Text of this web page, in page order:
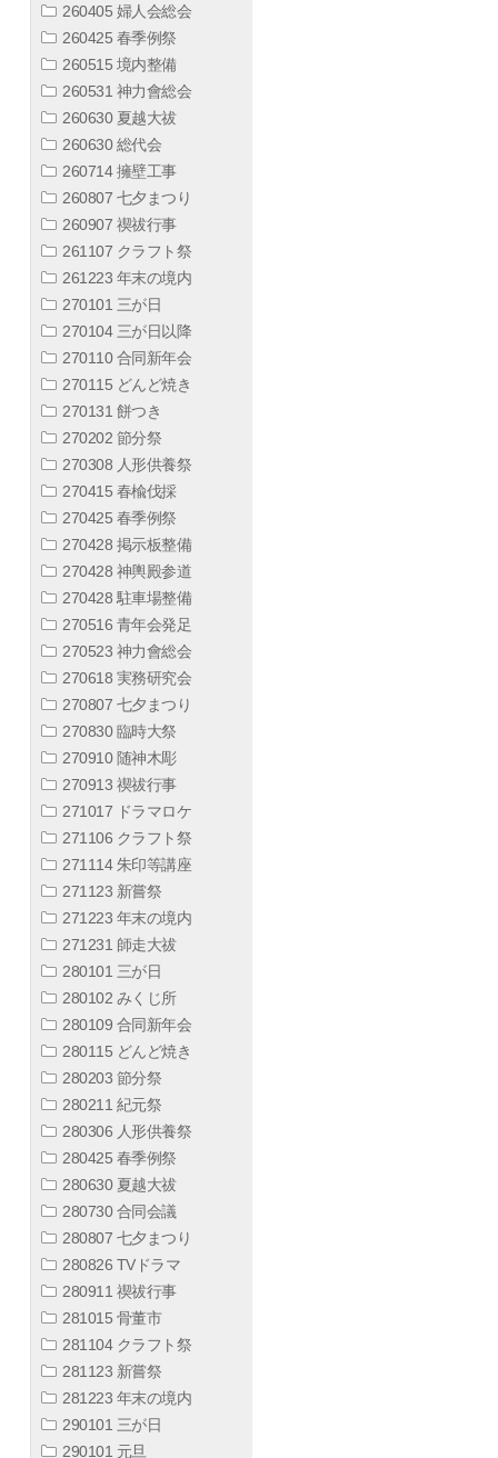
260405 婦人会総会
260425 春季例祭
260515 境内整備
260531 神力會総会
260630 夏越大祓
260630 総代会
260714 擁壁工事
260807 七夕まつり
260907 禊祓行事
261107 クラフト祭
261223 年末の境内
270101 三が日
270104 三が日以降
270110 合同新年会
270115 どんど焼き
270131 餅つき
270202 節分祭
270308 人形供養祭
270415 春楡伐採
270425 春季例祭
270428 掲示板整備
270428 神輿殿参道
270428 駐車場整備
270516 青年会発足
270523 神力會総会
270618 実務研究会
270807 七夕まつり
270830 臨時大祭
270910 随神木彫
270913 禊祓行事
271017 ドラマロケ
271106 クラフト祭
271114 朱印等講座
271123 新嘗祭
271223 年末の境内
271231 師走大祓
280101 三が日
280102 みくじ所
280109 合同新年会
280115 どんど焼き
280203 節分祭
280211 紀元祭
280306 人形供養祭
280425 春季例祭
280630 夏越大祓
280730 合同会議
280807 七夕まつり
280826 TVドラマ
280911 禊祓行事
281015 骨董市
281104 クラフト祭
281123 新嘗祭
281223 年末の境内
290101 三が日
290101 元旦